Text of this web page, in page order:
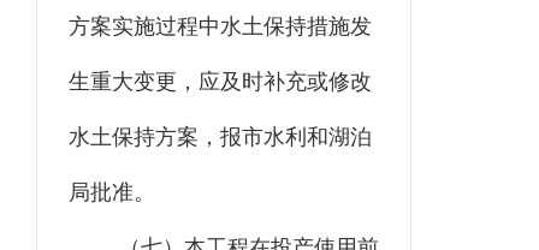
方案实施过程中水土保持措施发
生重大变更，应及时补充或修改
水土保持方案 ，报市水利和湖泊
局批准。